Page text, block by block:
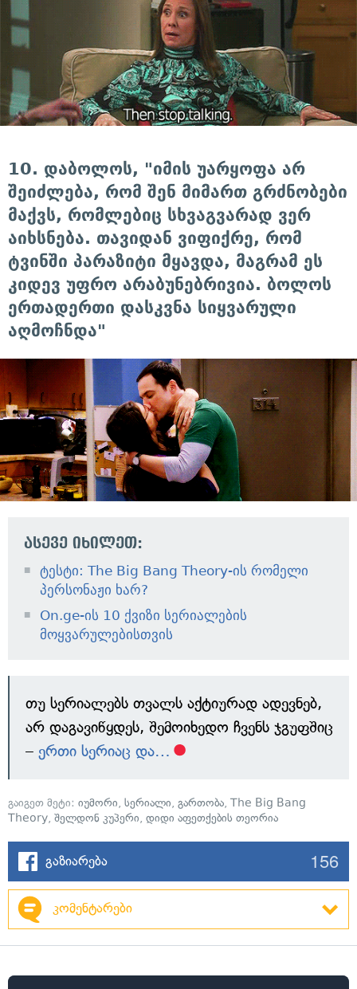
10. დაბოლოს, "იმის უარყოფა არ
შეიძლება, რომ შენ მიმართ გრძნობები
მაქვს, რომლებიც სხვაგვარად ვერ
აიხსნება. თავიდან ვიფიქრე, რომ
ტვინში პარაზიტი მყავდა, მაგრამ ეს
კიდევ უფრო არაბუნებრივია. ბოლოს
ერთადერთი დასკვნა სიყვარული
აღმოჩნდა"
ასევე იხილეთ:
ტესტი: The Big Bang Theory-ის რომელი
პერსონაჟი ხარ?
On.ge-ის 10 ქვიზი სერიალების
მოყვარულებისთვის
თუ სერიალებს თვალს აქტიურად ადევნებ,
არ დაგავიწყდეს, შემოიხედო ჩვენს ჯგუფშიც
– ერთი სერიაც და…
გაიგეთ მეტი: იუმორი, სერიალი, გართობა, The Big Bang
Theory, შელდონ კუპერი, დიდი აფეთქების თეორია
გაზიარება 156
კომენტარები